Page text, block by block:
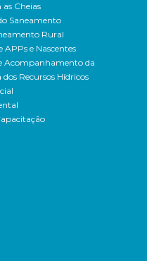
Cheias
Saneamento
Rural
e Nascentes
Acompanhamento da
Recursos Hídricos